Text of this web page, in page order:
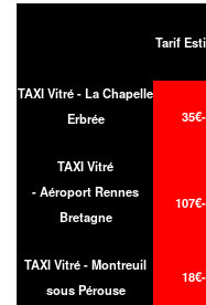
Tarif
TAXI Vitré - La Chapelle
Erbrée
TAXI Vitré
- Aéroport Rennes
Bretagne
TAXI Vitré - Montreuil
sous Pérouse